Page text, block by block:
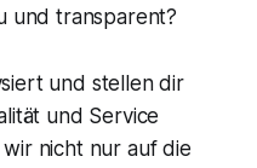
und transparent?
und stellen dir
und Service
nicht nur auf die